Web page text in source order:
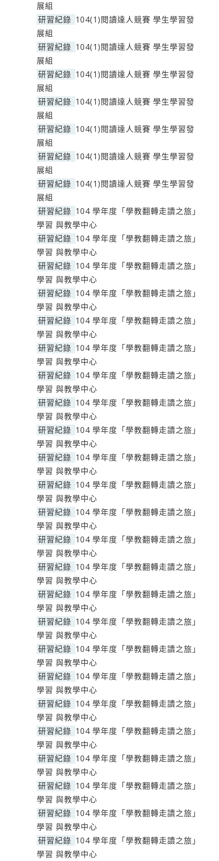
展組
研習紀錄 104(1)閱讀達人競賽 學生學習發
展組
研習紀錄 104(1)閱讀達人競賽 學生學習發
展組
研習紀錄 104(1)閱讀達人競賽 學生學習發
展組
研習紀錄 104(1)閱讀達人競賽 學生學習發
展組
研習紀錄 104(1)閱讀達人競賽 學生學習發
展組
研習紀錄 104(1)閱讀達人競賽 學生學習發
展組
研習紀錄 104(1)閱讀達人競賽 學生學習發
展組
研習紀錄 104 學年度「學教翻轉走讀之旅」
學習 與教學中心
研習紀錄 104 學年度「學教翻轉走讀之旅」
學習 與教學中心
研習紀錄 104 學年度「學教翻轉走讀之旅」
學習 與教學中心
研習紀錄 104 學年度「學教翻轉走讀之旅」
學習 與教學中心
研習紀錄 104 學年度「學教翻轉走讀之旅」
學習 與教學中心
研習紀錄 104 學年度「學教翻轉走讀之旅」
學習 與教學中心
研習紀錄 104 學年度「學教翻轉走讀之旅」
學習 與教學中心
研習紀錄 104 學年度「學教翻轉走讀之旅」
學習 與教學中心
研習紀錄 104 學年度「學教翻轉走讀之旅」
學習 與教學中心
研習紀錄 104 學年度「學教翻轉走讀之旅」
學習 與教學中心
研習紀錄 104 學年度「學教翻轉走讀之旅」
學習 與教學中心
研習紀錄 104 學年度「學教翻轉走讀之旅」
學習 與教學中心
研習紀錄 104 學年度「學教翻轉走讀之旅」
學習 與教學中心
研習紀錄 104 學年度「學教翻轉走讀之旅」
學習 與教學中心
研習紀錄 104 學年度「學教翻轉走讀之旅」
學習 與教學中心
研習紀錄 104 學年度「學教翻轉走讀之旅」
學習 與教學中心
研習紀錄 104 學年度「學教翻轉走讀之旅」
學習 與教學中心
研習紀錄 104 學年度「學教翻轉走讀之旅」
學習 與教學中心
研習紀錄 104 學年度「學教翻轉走讀之旅」
學習 與教學中心
研習紀錄 104 學年度「學教翻轉走讀之旅」
學習 與教學中心
研習紀錄 104 學年度「學教翻轉走讀之旅」
學習 與教學中心
研習紀錄 104 學年度「學教翻轉走讀之旅」
學習 與教學中心
研習紀錄 104 學年度「學教翻轉走讀之旅」
學習 與教學中心
研習紀錄 104 學年度「學教翻轉走讀之旅」
學習 與教學中心